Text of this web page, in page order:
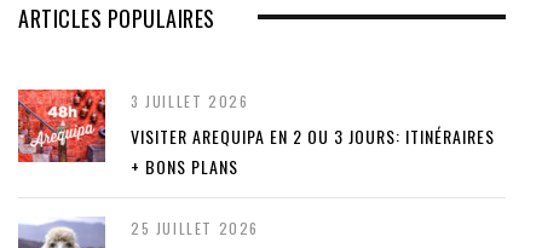
ARTICLES POPULAIRES
3 JUILLET 2026
VISITER AREQUIPA EN 2 OU 3 JOURS: ITINÉRAIRES
+ BONS PLANS
25 JUILLET 2026